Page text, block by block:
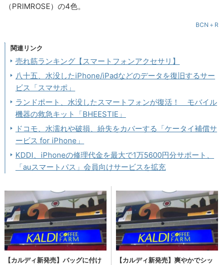
（PRIMROSE）の4色。
BCN＋R
関連リンク
売れ筋ランキング【スマートフォンアクセサリ】
八十五、水没したiPhone/iPadなどのデータを復旧するサー
ビス「スマサポ」
ランドポート、水没したスマートフォンが復活！ モバイル
機器の救急キット「BHEESTIE」
ドコモ、水濡れや破損、紛失をカバーする「ケータイ補償サ
ービス for iPhone」
KDDI、iPhoneの修理代金を最大で1万5600円分サポート、
「auスマートパス」会員向けサービスを拡充